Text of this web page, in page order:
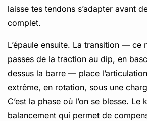
laisse tes tendons s’adapter avant
complet.
L’épaule ensuite. La transition — ce
passes de la traction au dip, en
dessus la barre — place
extrême, en rotation, sous une
C’est la phase où l’on se blesse. Le
balancement qui permet de